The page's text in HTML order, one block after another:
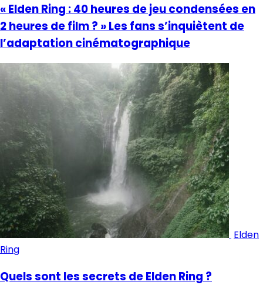
« Elden Ring : 40 heures de jeu condensées en
2 heures de film ? » Les fans s’inquiètent de
l’adaptation cinématographique
Elden
Ring
Quels sont les secrets de Elden Ring ?